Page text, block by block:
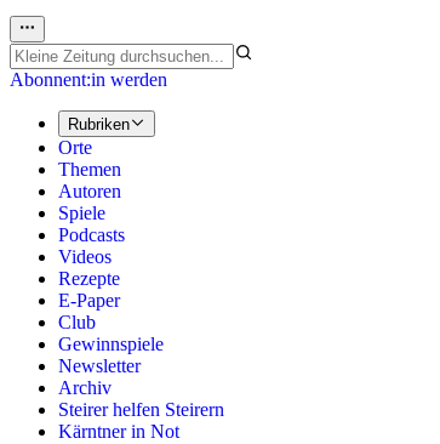
Abonnent:in werden
Rubriken
Orte
Themen
Autoren
Spiele
Podcasts
Videos
Rezepte
E-Paper
Club
Gewinnspiele
Newsletter
Archiv
Steirer helfen Steirern
Kärntner in Not